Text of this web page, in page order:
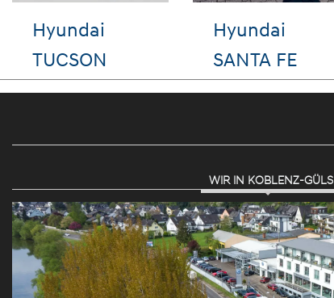
VW T-Cross
VW Passat
Variant
WIR IN KOBLENZ-GÜLS